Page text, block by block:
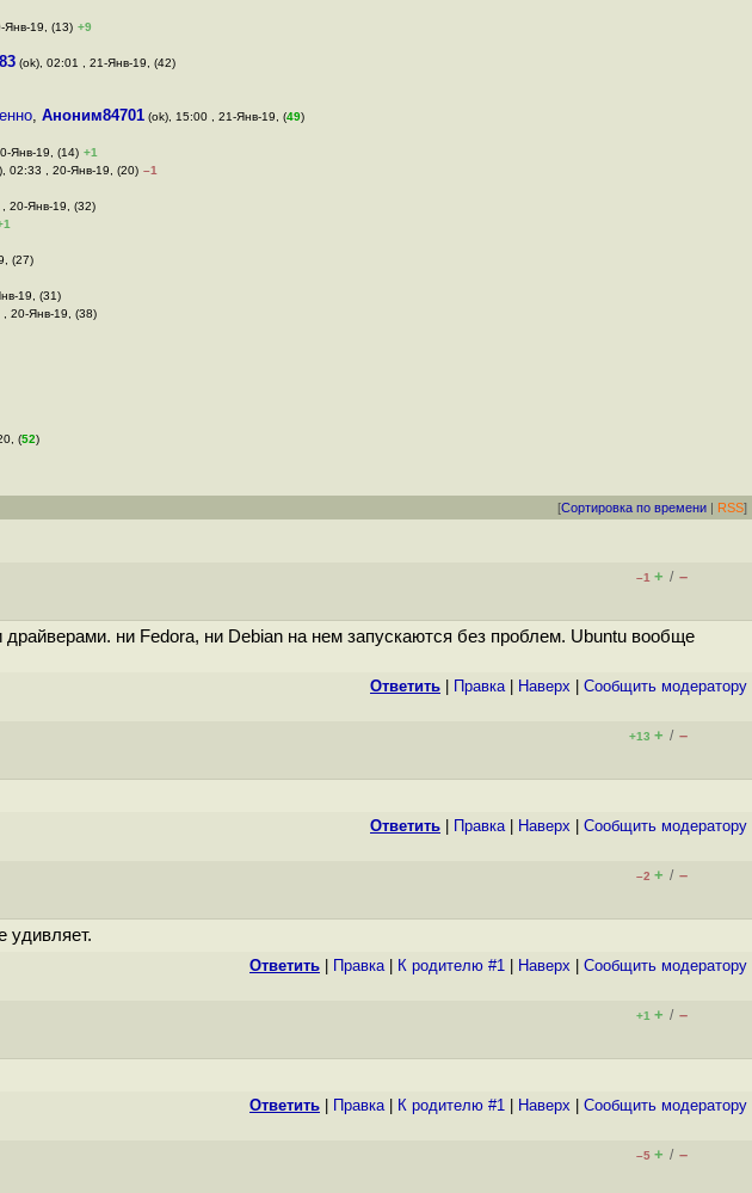
Янв-19, (13) +9
(ok), 02:01 , 21-Янв-19, (42)
, Аноним84701 (ok), 15:00 , 21-Янв-19, (49)
Янв-19, (14) +1
02:33 , 20-Янв-19, (20) –1
20-Янв-19, (32)
(27)
19, (31)
, 20-Янв-19, (38)
(52)
[Сортировка по времени | RSS]
–1 + / –
ни Fedora, ни Debian на нем запускаются без проблем. Ubuntu вообще
Ответить Правка| Наверх Cообщить модератору
+13 + / –
Ответить Правка| Наверх Cообщить модератору
–2 + / –
удивляет.
Ответить Правка| К родителю #1 Наверх Cообщить модератору
+1 + / –
Ответить Правка| К родителю #1 Наверх Cообщить модератору
–5 + / –